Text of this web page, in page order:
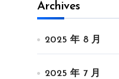
Archives
2025 年 8 月
2025 年 7 月